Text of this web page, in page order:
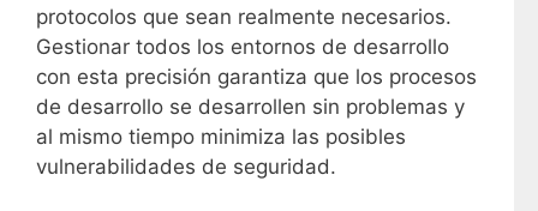
protocolos que sean realmente necesarios.
Gestionar todos los entornos de desarrollo
con esta precisión garantiza que los procesos
de desarrollo se desarrollen sin problemas y
al mismo tiempo minimiza las posibles
vulnerabilidades de seguridad.